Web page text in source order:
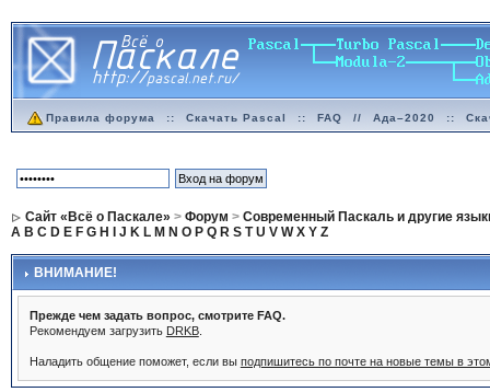
Правила форума :: Скачать Pascal :: FAQ // Ада–2020 ::
Сайт «Всё о Паскале» > Форум > Современный Паскаль и другие
A B C D E F G H J K L M N O P Q R S T U V W X Y Z
ВНИМАНИЕ!
Прежде чем задать вопрос, смотрите FAQ.
Рекомендуем загрузить DRKB.
Наладить общение поможет, если вы подпишитесь по почте на новые темы в